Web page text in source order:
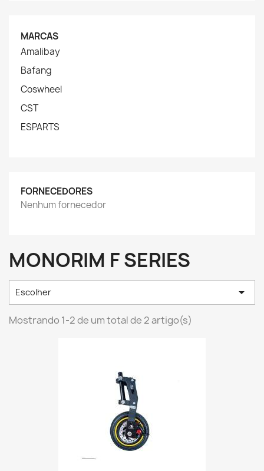
MARCAS
Amalibay
Bafang
Coswheel
CST
ESPARTS
FORNECEDORES
Nenhum fornecedor
MONORIM F SERIES
Escolher 
Mostrando 1-2 de um total de 2 artigo(s)